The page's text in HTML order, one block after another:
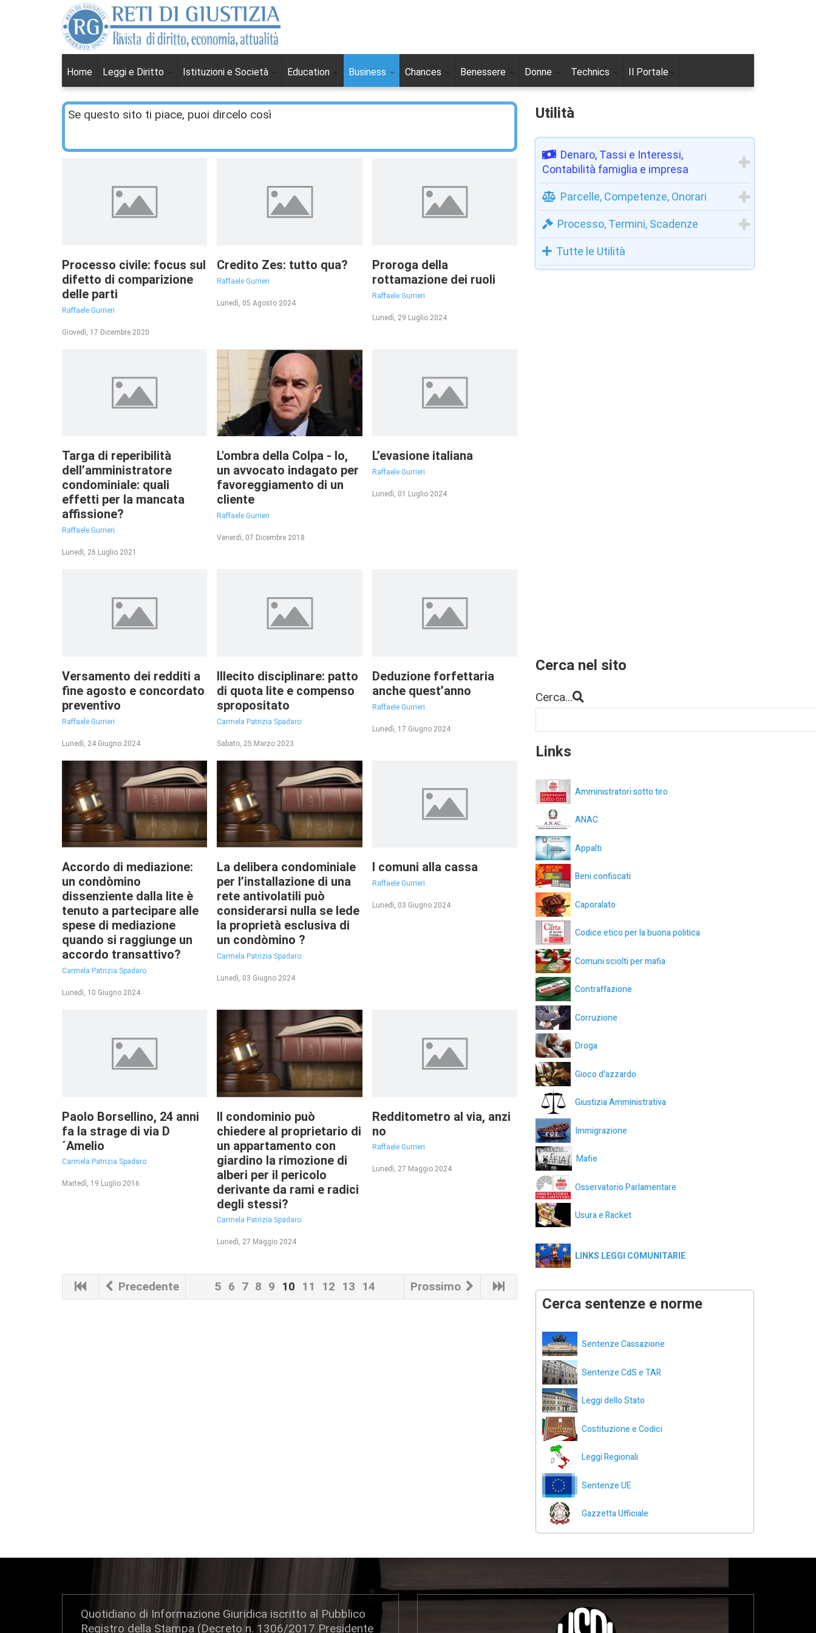
Home Leggi e Diritto Istituzioni e Società Education Business Chances Benessere Donne Technics Il Portale
Se questo sito ti piace, puoi dircelo così
Processo civile: focus sul
difetto di comparizione
delle parti
Raffaele Gurrieri
Giovedì, 17 Dicembre 2020
Credito Zes: tutto qua?
Raffaele Gurrieri
Lunedì, 05 Agosto 2024
Proroga della
rottamazione dei ruoli
Raffaele Gurrieri
Lunedì, 29 Luglio 2024
Targa di reperibilità
dell’amministratore
condominiale: quali
effetti per la mancata
affissione?
Raffaele Gurrieri
Lunedì, 26 Luglio 2021
L'ombra della Colpa - Io,
un avvocato indagato per
favoreggiamento di un
cliente
Raffaele Gurrieri
Venerdì, 07 Dicembre 2018
L’evasione italiana
Raffaele Gurrieri
Lunedì, 01 Luglio 2024
Versamento dei redditi a
fine agosto e concordato
preventivo
Raffaele Gurrieri
Lunedì, 24 Giugno 2024
Illecito disciplinare: patto
di quota lite e compenso
spropositato
Carmela Patrizia Spadaro
Sabato, 25 Marzo 2023
Deduzione forfettaria
anche quest’anno
Raffaele Gurrieri
Lunedì, 17 Giugno 2024
Accordo di mediazione:
un condòmino
dissenziente dalla lite è
tenuto a partecipare alle
spese di mediazione
quando si raggiunge un
accordo transattivo?
Carmela Patrizia Spadaro
Lunedì, 10 Giugno 2024
La delibera condominiale
per l’installazione di una
rete antivolatili può
considerarsi nulla se lede
la proprietà esclusiva di
un condòmino ?
Carmela Patrizia Spadaro
Lunedì, 03 Giugno 2024
I comuni alla cassa
Raffaele Gurrieri
Lunedì, 03 Giugno 2024
Paolo Borsellino, 24 anni
fa la strage di via D
´Amelio
Carmela Patrizia Spadaro
Martedì, 19 Luglio 2016
Il condominio può
chiedere al proprietario di
un appartamento con
giardino la rimozione di
alberi per il pericolo
derivante da rami e radici
degli stessi?
Carmela Patrizia Spadaro
Lunedì, 27 Maggio 2024
Redditometro al via, anzi
no
Raffaele Gurrieri
Lunedì, 27 Maggio 2024
Precedente Prossimo
5 6 7 8 9 10 11 12 13 14
Utilità
Denaro, Tassi e Interessi,
Contabilità famiglia e impresa
Parcelle, Competenze, Onorari
Processo, Termini, Scadenze
Tutte le Utilità
Cerca nel sito
Cerca...
Links
Amministratori sotto tiro
ANAC
Appalti
Beni confiscati
Caporalato
Codice etico per la buona politica
Comuni sciolti per mafia
Contraffazione
Corruzione
Droga
Gioco d'azzardo
Giustizia Amministrativa
Immigrazione
Mafie
Osservatorio Parlamentare
Usura e Racket
LINKS LEGGI COMUNITARIE
Cerca sentenze e norme
Sentenze Cassazione
Sentenze CdS e TAR
Leggi dello Stato
Costituzione e Codici
Leggi Regionali
Sentenze UE
Gazzetta Ufficiale
Quotidiano di Informazione Giuridica iscritto al Pubblico
Registro della Stampa (Decreto n. 1306/2017 Presidente